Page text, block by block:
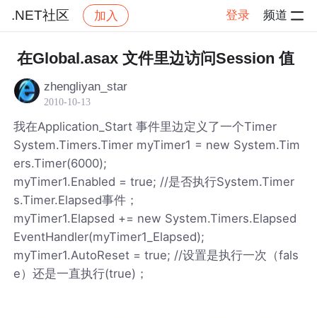
.NET社区 加入 登录 频道
社区 .NET社区 帖子详情
在Global.asax 文件里边访问Session 值
zhengliyan_star
2010-10-13
我在Application_Start 事件里边定义了一个Timer
System.Timers.Timer myTimer1 = new System.Tim
ers.Timer(6000);
myTimer1.Enabled = true; //是否执行System.Timer
s.Timer.Elapsed事件；
myTimer1.Elapsed += new System.Timers.Elapsed
EventHandler(myTimer1_Elapsed);
myTimer1.AutoReset = true; //设置是执行一次（fals
e）还是一直执行(true)；